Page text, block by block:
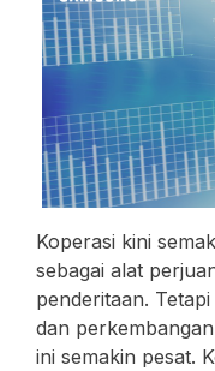
Koperasi kini
sebagai alat
penderitaan.
dan
ini semakin pesat.